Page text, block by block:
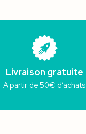
Livraison gratuite
A partir de 50€ d’achats